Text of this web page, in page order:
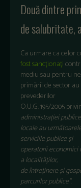
Două dintre
de salubritate,
Ca urmare ca celor
fost sancționați
mediu sau pentru
primării de sector
prevederilor
O.U.G. 195/2005
administrației publice
locale au
serviciile publice și
operatorii economici
a localităților,
de întreținere și
parcurilor publice”.